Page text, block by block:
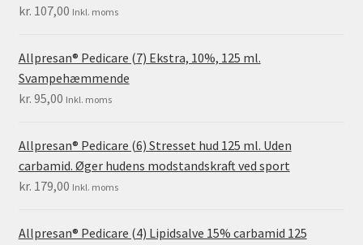
kr. 107,00 Inkl. moms
Allpresan® Pedicare (7) Ekstra, 10%, 125 ml.
Svampehæmmende
kr. 95,00 Inkl. moms
Allpresan® Pedicare (6) Stresset hud 125 ml. Uden
carbamid. Øger hudens modstandskraft ved sport
kr. 179,00 Inkl. moms
Allpresan® Pedicare (4) Lipidsalve 15% carbamid 125